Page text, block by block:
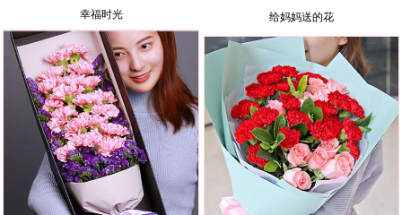
幸福时光 给妈妈送的花